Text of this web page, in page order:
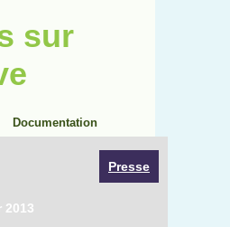
sur
Documentation
Presse
2013